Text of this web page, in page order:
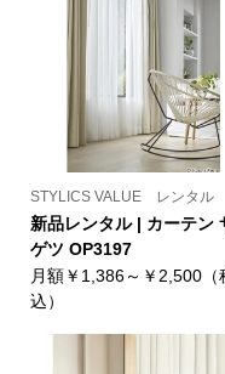
STYLICS VALUE レンタル
新品レンタル | カーテン
ゲツ OP3197
月額￥1,386～￥2,500（
込）